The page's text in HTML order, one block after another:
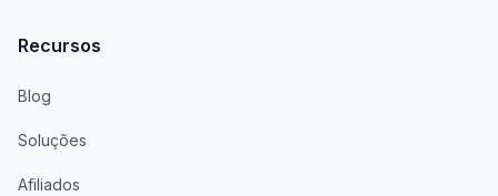
Recursos
Blog
Soluções
Afiliados